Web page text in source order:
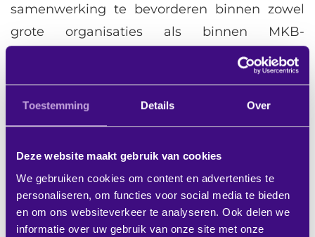
Toestemming Details Over
Deze website maakt gebruik van cookies
We gebruiken cookies om content en advertenties te
personaliseren, om functies voor social media te bieden
en om ons websiteverkeer te analyseren. Ook delen we
informatie over uw gebruik van onze site met onze
samenwerking te bevorderen binnen zowel
grote organisaties als binnen MKB-
organisaties. Juist daarom is veel tijd en
aandacht besteed aan een intuïtieve en zeer
prettige gebruikservaring.